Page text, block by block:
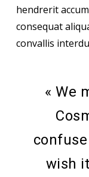
hendrerit
consequat
convallis
« We
wish